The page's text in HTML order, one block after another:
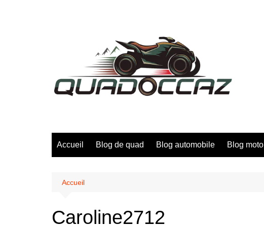
Accueil Blog de quad Blog automobile Blog moto
Accueil
Caroline2712